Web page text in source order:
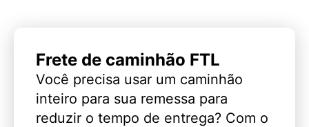
Frete de caminhão FTL
Você precisa usar um caminhão
inteiro para sua remessa para
reduzir o tempo de entrega? Com o